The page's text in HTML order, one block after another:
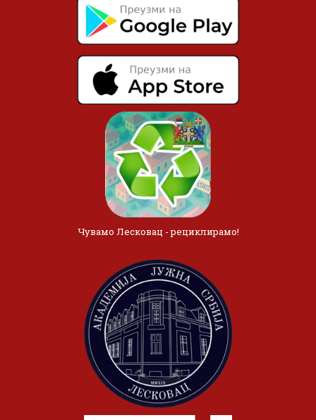
Чувамо Лесковац - рециклирамо!